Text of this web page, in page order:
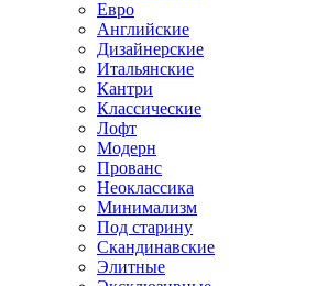
Евро
Английские
Дизайнерские
Итальянские
Кантри
Классические
Лофт
Модерн
Прованс
Неоклассика
Минимализм
Под старину
Скандинавские
Элитные